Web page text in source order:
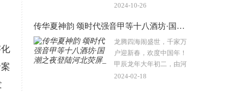
的2024中国国际数字经济
中心（正定）隆重举行。
更健康的高端白酒甲等十
八酒坊以&ldq..
2024-10-26
传华夏神韵 颂时代强音甲等十八酒坊·国潮之夜登陆河北荧屏_
龙腾四海闹盛世，千家万
户迎新春，欢度中国年！
甲辰龙年大年初二，由河
北广播电视集团倾情打造
2024-02-18